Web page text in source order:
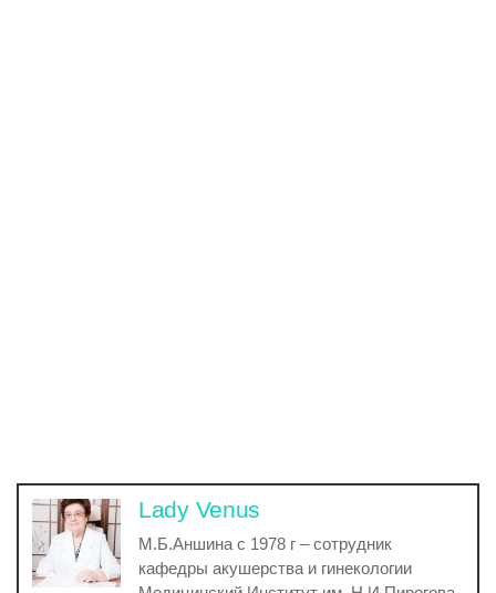
Lady Venus
М.Б.Аншина с 1978 г – сотрудник
кафедры акушерства и гинекологии